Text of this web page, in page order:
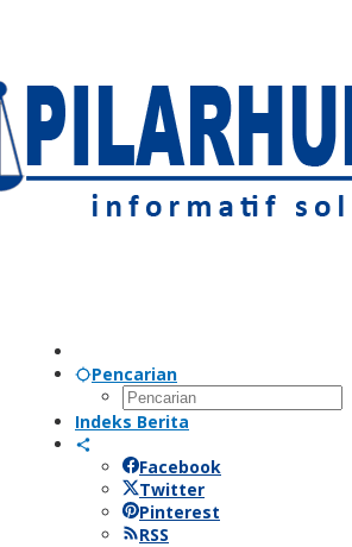
Pencarian
Indeks Berita
Facebook
Twitter
Pinterest
RSS